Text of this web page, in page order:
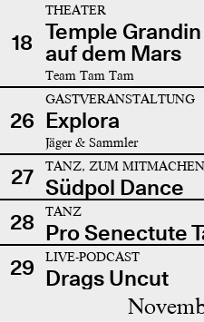
18
THEATER
Temple
auf dem Mars
Team Tam Tam
26
GASTVERANSTALTUNG
Explora
Jäger & Sammler
27 TANZ, ZUM MITMACHEN
Südpol Dance
28
TANZ
Pro Senectute
29
LIVE-PODCAST
Drags Uncut